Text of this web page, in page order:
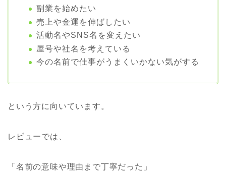
副業を始めたい
売上や金運を伸ばしたい
活動名やSNS名を変えたい
屋号や社名を考えている
今の名前で仕事がうまくいかない気がする
という方に向いています。
レビューでは、
「名前の意味や理由まで丁寧だった」